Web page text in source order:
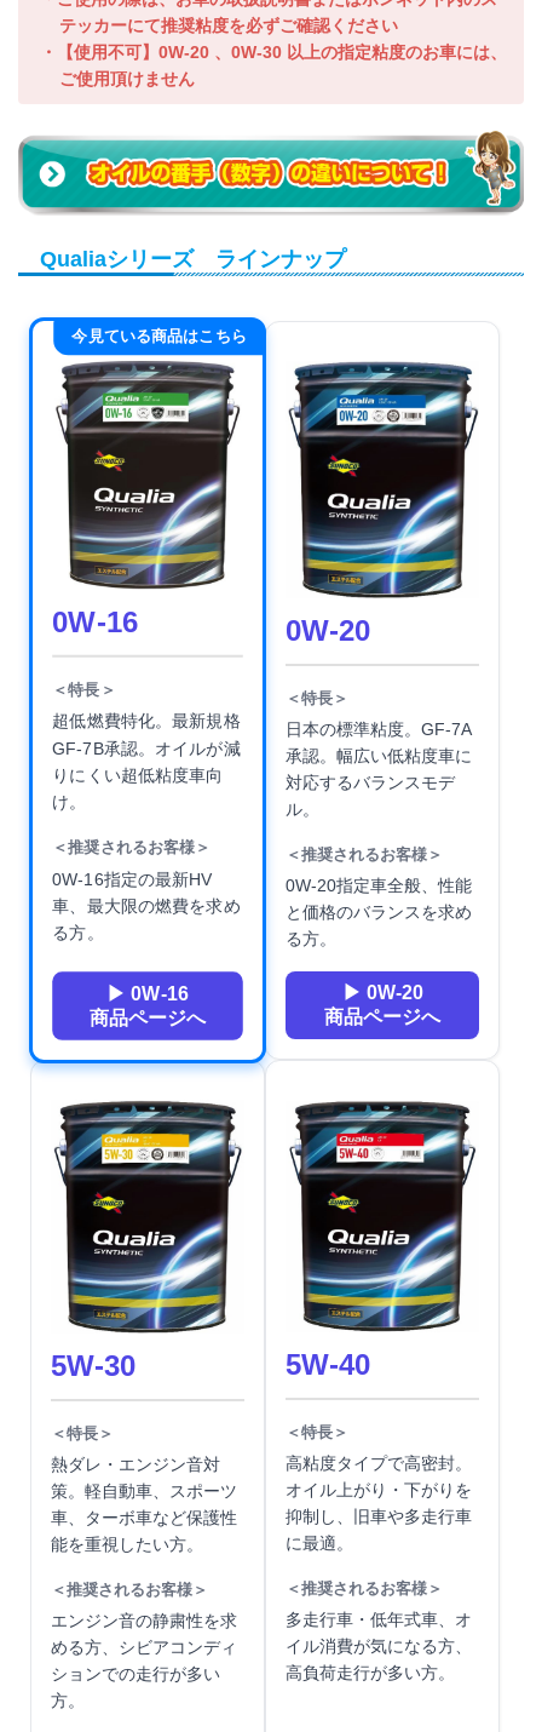
テッカーにて推奨粘度を必ずご確認ください
・【使用不可】0W-20 、0W-30 以上の指定粘度のお車には、
ご使用頂けません
Qualiaシリーズ ラインナップ
今見ている商品はこちら
0W-16
＜特長＞
超低燃費特化。最新規格
GF-7B承認。オイルが減
りにくい超低粘度車向
け。
＜推奨されるお客様＞
0W-16指定の最新HV
車、最大限の燃費を求め
る方。
▶ 0W-16
商品ページへ
0W-20
＜特長＞
日本の標準粘度。GF-7A
承認。幅広い低粘度車に
対応するバランスモデ
ル。
＜推奨されるお客様＞
0W-20指定車全般、性能
と価格のバランスを求め
る方。
▶ 0W-20
商品ページへ
5W-30
＜特長＞
熱ダレ・エンジン音対
策。軽自動車、スポーツ
車、ターボ車など保護性
能を重視したい方。
＜推奨されるお客様＞
エンジン音の静粛性を求
める方、シビアコンディ
ションでの走行が多い
方。
5W-40
＜特長＞
高粘度タイプで高密封。
オイル上がり・下がりを
抑制し、旧車や多走行車
に最適。
＜推奨されるお客様＞
多走行車・低年式車、オ
イル消費が気になる方、
高負荷走行が多い方。